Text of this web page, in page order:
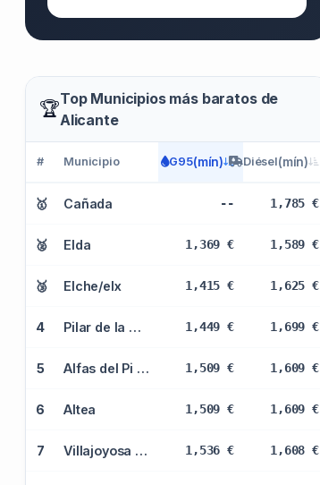
🏆Top Municipios más baratos de
Alicante
# Municipio G95(mín) Diésel(mín)
🥇 Cañada -- 1,785 €
🥈 Elda 1,369 € 1,589 €
🥉 Elche/elx 1,415 € 1,625 €
4 Pilar de la Horadada 1,449 € 1,699 €
5 Alfas del Pi (l') 1,509 € 1,609 €
6 Altea 1,509 € 1,609 €
7 Villajoyosa / Vila Joiosa (la) 1,536 € 1,608 €